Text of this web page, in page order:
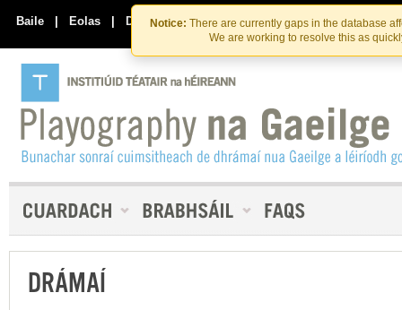
Skip
to
the
content
Skip
to
content
Notice: There are currently gaps in the database
We are working to resolve this as
Baile | Eolas | Déan Teagmháil Linn
DRÁMAÍ